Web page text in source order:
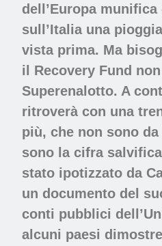
dell’Europa munifica
sull’Italia una
vista prima. Ma
il Recovery Fund non
Superenalotto. A
ritroverà con una
più, che non sono
sono la cifra
stato ipotizzato da
un documento del
conti pubblici
alcuni paesi